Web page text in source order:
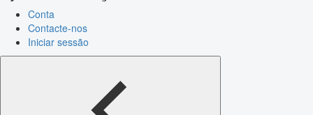
Conta
Contacte-nos
Iniciar sessão